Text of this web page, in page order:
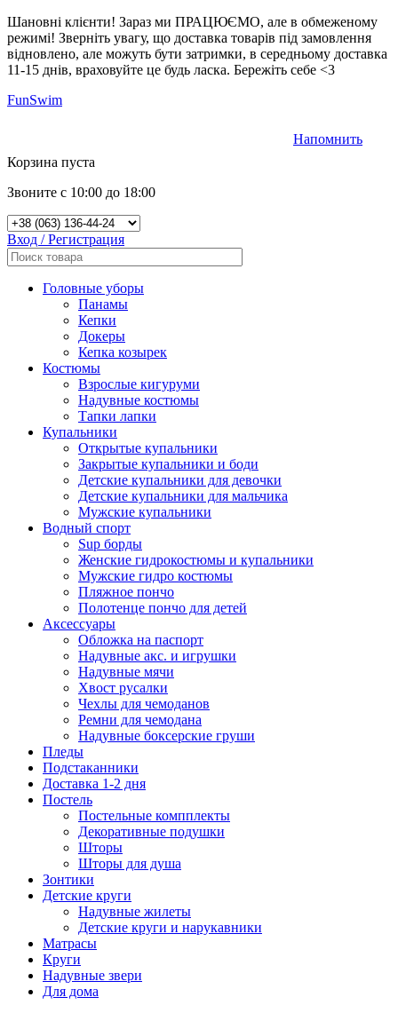
Шановні клієнти! Зараз ми ПРАЦЮЄМО, але в обмеженому
режимі! Зверніть увагу, що доставка товарів під замовлення
відновлено, але можуть бути затримки, в середньому доставка
11-15 днів, враховуйте це будь ласка. Бережіть себе <3
FunSwim
Корзина пуста
Звоните с 10:00 до 18:00
Вход / Регистрация
Головные уборы
Панамы
Кепки
Докеры
Кепка козырек
Костюмы
Взрослые кигуруми
Надувные костюмы
Тапки лапки
Купальники
Открытые купальники
Закрытые купальники и боди
Детские купальники для девочки
Детские купальники для мальчика
Мужские купальники
Водный спорт
Sup борды
Женские гидрокостюмы и купальники
Мужские гидро костюмы
Пляжное пончо
Полотенце пончо для детей
Аксессуары
Обложка на паспорт
Надувные акс. и игрушки
Надувные мячи
Хвост русалки
Чехлы для чемоданов
Ремни для чемодана
Надувные боксерские груши
Пледы
Подстаканники
Доставка 1-2 дня
Постель
Постельные компплекты
Декоративные подушки
Шторы
Шторы для душа
Зонтики
Детские круги
Надувные жилеты
Детские круги и нарукавники
Матрасы
Круги
Надувные звери
Для дома
Напомнить